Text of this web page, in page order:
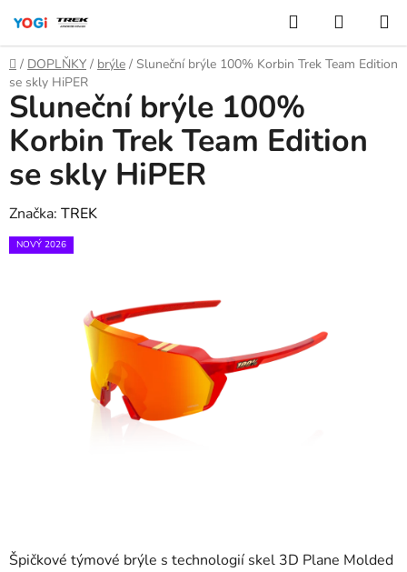
obsah
Hledat
KOŠÍK
Domů
/ DOPLŇKY / brýle / Sluneční brýle 100% Korbin Trek Team Edition
se skly HiPER
Špičkové týmové brýle s technologií skel 3D Plane Molded
Sluneční brýle 100%
Korbin Trek Team Edition
se skly HiPER
Značka: TREK
NOVÝ 2026